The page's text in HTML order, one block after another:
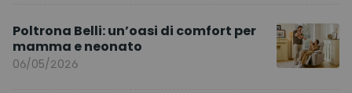
Poltrona Belli: un’oasi di comfort per
mamma e neonato
06/05/2026